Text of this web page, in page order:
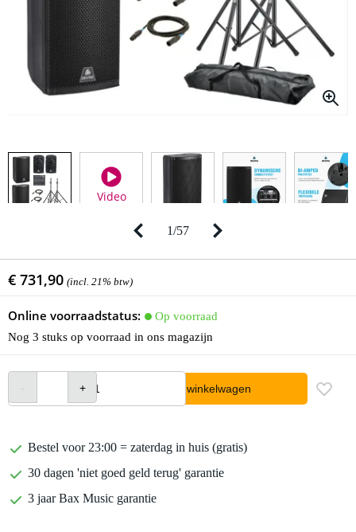
Video
1/57
€ 731,90 (incl. 21% btw)
Online voorraadstatus:
Op voorraad
Nog 3 stuks op voorraad in ons magazijn
In winkelwagen
Bestel voor 23:00 = zaterdag in huis (gratis)
30 dagen 'niet goed geld terug' garantie
3 jaar Bax Music garantie